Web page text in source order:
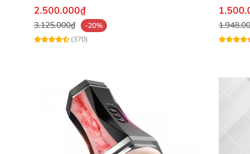
Chức Năng
2.500.000₫
3.125.000₫
-20%
(370)